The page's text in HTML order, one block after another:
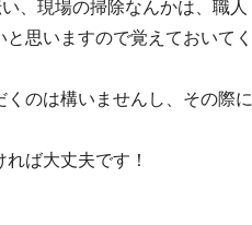
、現場の掃除なんかは、職人
思いますので覚えておいてく
のは構いませんし、その際に
ば大丈夫です！